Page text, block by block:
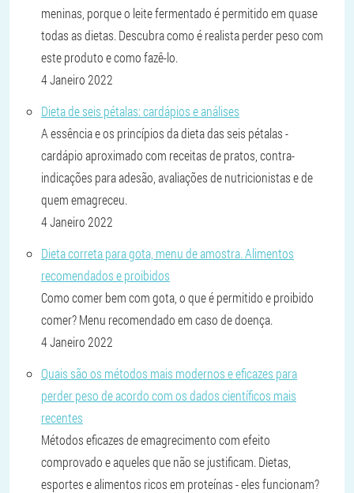
meninas, porque o leite fermentado é permitido em quase
todas as dietas. Descubra como é realista perder peso com
este produto e como fazê-lo.
4 Janeiro 2022
Dieta de seis pétalas: cardápios e análises
A essência e os princípios da dieta das seis pétalas -
cardápio aproximado com receitas de pratos, contra-
indicações para adesão, avaliações de nutricionistas e de
quem emagreceu.
4 Janeiro 2022
Dieta correta para gota, menu de amostra. Alimentos
recomendados e proibidos
Como comer bem com gota, o que é permitido e proibido
comer? Menu recomendado em caso de doença.
4 Janeiro 2022
Quais são os métodos mais modernos e eficazes para
perder peso de acordo com os dados científicos mais
recentes
Métodos eficazes de emagrecimento com efeito
comprovado e aqueles que não se justificam. Dietas,
esportes e alimentos ricos em proteínas - eles funcionam?